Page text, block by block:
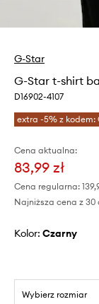
G-Star
G-Star t-shirt
D16902-4107
extra -5% z kodem:
Cena aktualna:
83,99 zł
Cena regularna:
Najniższa cena z
Kolor: czarny
Wybierz rozmiar